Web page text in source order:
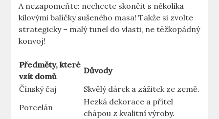
⁤A ⁤nezapomeňte: nechcete skončit s několika
kilovými ‍balíčky sušeného masa! Takže si zvolte⁣
strategicky – ⁢malý tunel do vlasti,⁣ ne⁤ těžkopádný
konvoj!
Předměty, které
vzít domů
Důvody
Čínský čaj
Skvělý dárek a zážitek ze země.
Porcelán
Hezká dekorace a přítel
chápou z kvalitní výroby.